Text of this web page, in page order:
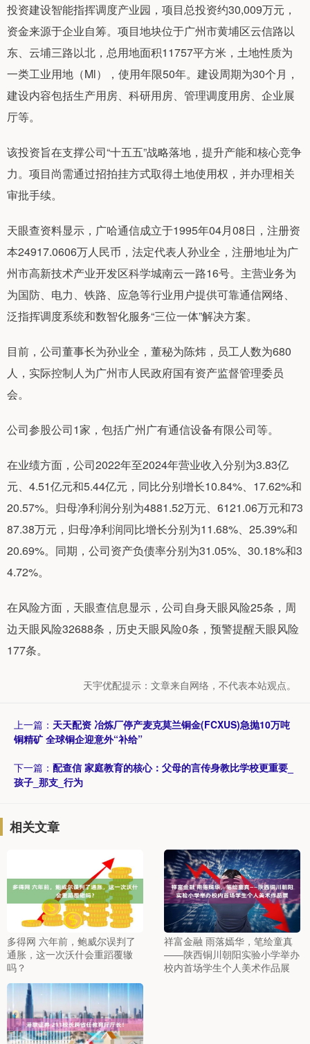
投资建设智能指挥调度产业园，项目总投资约30,009万元，
资金来源于企业自筹。项目地块位于广州市黄埔区云信路以
东、云埔三路以北，总用地面积11757平方米，土地性质为
一类工业用地（Ml），使用年限50年。建设周期为30个月，
建设内容包括生产用房、科研用房、管理调度用房、企业展
厅等。
该投资旨在支撑公司“十五五”战略落地，提升产能和核心竞争
力。项目尚需通过招拍挂方式取得土地使用权，并办理相关
审批手续。
天眼查资料显示，广哈通信成立于1995年04月08日，注册资
本24917.0606万人民币，法定代表人孙业全，注册地址为广
州市高新技术产业开发区科学城南云一路16号。主营业务为
为国防、电力、铁路、应急等行业用户提供可靠通信网络、
泛指挥调度系统和数智化服务“三位一体”解决方案。
目前，公司董事长为孙业全，董秘为陈炜，员工人数为680
人，实际控制人为广州市人民政府国有资产监督管理委员
会。
公司参股公司1家，包括广州广有通信设备有限公司等。
在业绩方面，公司2022年至2024年营业收入分别为3.83亿
元、4.51亿元和5.44亿元，同比分别增长10.84%、17.62%和
20.57%。归母净利润分别为4881.52万元、6121.06万元和73
87.38万元，归母净利润同比增长分别为11.68%、25.39%和
20.69%。同期，公司资产负债率分别为31.05%、30.18%和3
4.72%。
在风险方面，天眼查信息显示，公司自身天眼风险25条，周
边天眼风险32688条，历史天眼风险0条，预警提醒天眼风险
177条。
天宇优配提示：文章来自网络，不代表本站观点。
上一篇： 天天配资 冶炼厂停产麦克莫兰铜金(FCXUS)急抛10万吨
铜精矿 全球铜企迎意外“补给”
下一篇： 配查信 家庭教育的核心：父母的言传身教比学校更重要_
孩子_那支_行为
相关文章
多得网 六年前，鲍威尔误判了
通胀，这一次沃什会重蹈覆辙
吗？
祥富金融 雨落嫣华，笔绘童真
——陕西铜川朝阳实验小学举办
校内首场学生个人美术作品展